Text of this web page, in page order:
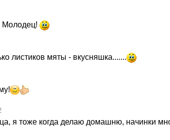
Молодец!
листиков мяты - вкусняшка.......
я тоже когда делаю домашню, начинки